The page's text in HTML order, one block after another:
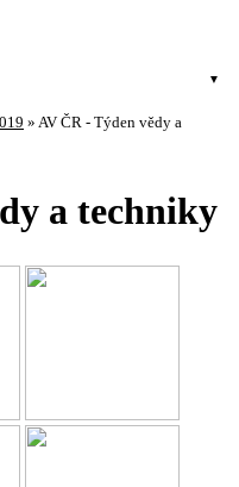
» AV ČR - Týden vědy a
a techniky